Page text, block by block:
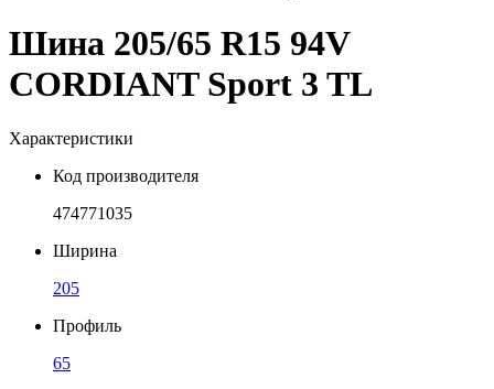
Шина 205/65 R15 94V
CORDIANT Sport 3 TL
Характеристики
Код производителя
474771035
Ширина
205
Профиль
65